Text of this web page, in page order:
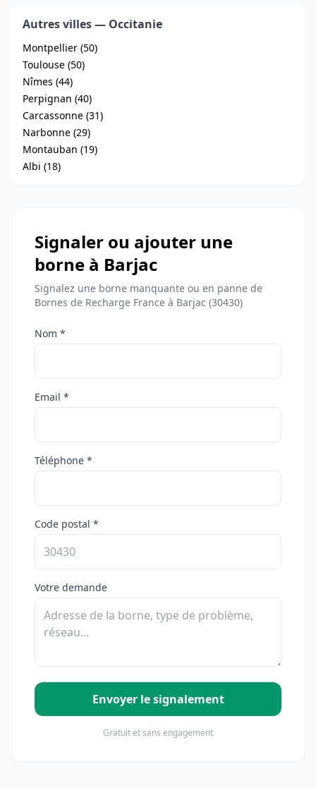
Autres villes — Occitanie
Montpellier (50)
Toulouse (50)
Nîmes (44)
Perpignan (40)
Carcassonne (31)
Narbonne (29)
Montauban (19)
Albi (18)
Signaler ou ajouter une
borne à Barjac
Signalez une borne manquante ou en panne de
Bornes de Recharge France à Barjac (30430)
Nom *
Email *
Téléphone *
Code postal *
Votre demande
Envoyer le signalement
Gratuit et sans engagement